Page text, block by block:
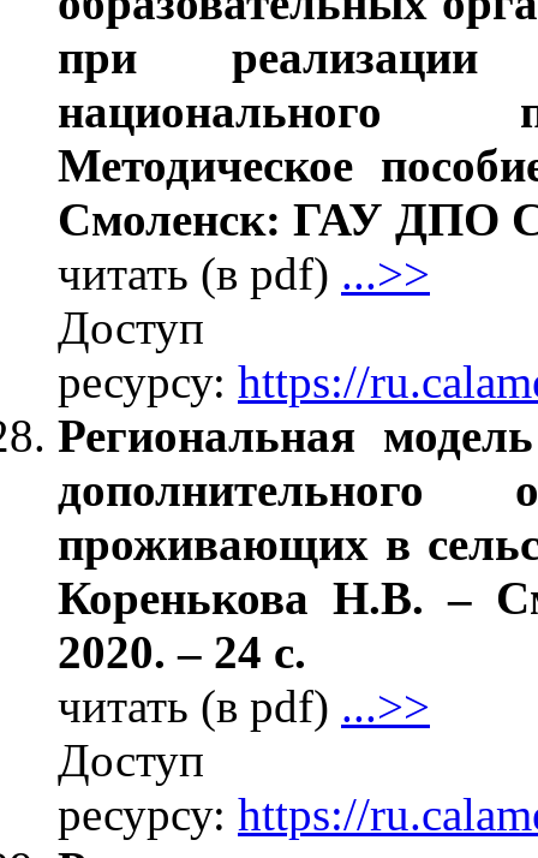
при реализации
национального
Методическое
Смоленск: ГАУ ДПО
читать (в pdf) ...>>
ресурсу: https://
Региональная
проживающих в
Коренькова Н.В. –
2020. – 24 с.
читать (в pdf) ...>>
ресурсу: https://